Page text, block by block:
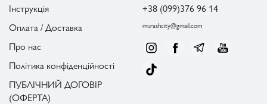
Інструкція
Оплата / Доставка
Про нас
Політика конфіденційності
ПУБЛІЧНИЙ ДОГОВІР
(ОФЕРТА)
+38 (099)376 96 14
murashcity@gmail.com